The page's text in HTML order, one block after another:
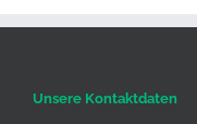
Unsere Kontaktdaten